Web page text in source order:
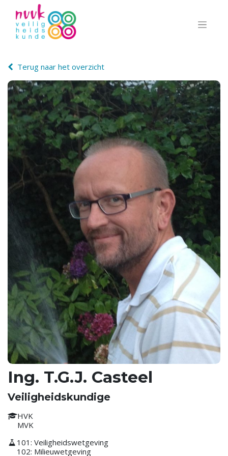
Terug naar het overzicht
Ing. T.G.J. Casteel
Veiligheidskundige
HVK
MVK
101: Veiligheidswetgeving
102: Milieuwetgeving